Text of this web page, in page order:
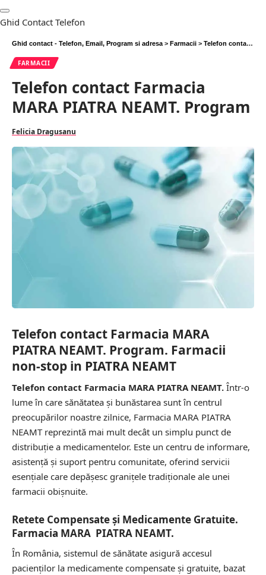
Ghid Contact Telefon
Ghid contact - Telefon, Email, Program si adresa > Farmacii > Telefon contact Farmacia MARA PIATRA NEAMT. Program
FARMACII
Telefon contact Farmacia
MARA PIATRA NEAMT. Program
Felicia Dragusanu
Telefon contact Farmacia MARA
PIATRA NEAMT. Program. Farmacii
non-stop in PIATRA NEAMT
Telefon contact Farmacia MARA PIATRA NEAMT. Într-o
lume în care sănătatea și bunăstarea sunt în centrul
preocupărilor noastre zilnice, Farmacia MARA PIATRA
NEAMT reprezintă mai mult decât un simplu punct de
distribuție a medicamentelor. Este un centru de informare,
asistență și suport pentru comunitate, oferind servicii
esențiale care depășesc granițele tradiționale ale unei
farmacii obișnuite.
Retete Compensate și Medicamente Gratuite.
Farmacia MARA PIATRA NEAMT.
În România, sistemul de sănătate asigură accesul
pacienților la medicamente compensate și gratuite, bazat